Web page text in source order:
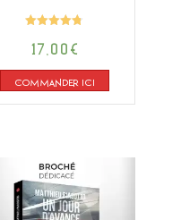
4.74
sur 5
17,00 €
COMMANDER ICI